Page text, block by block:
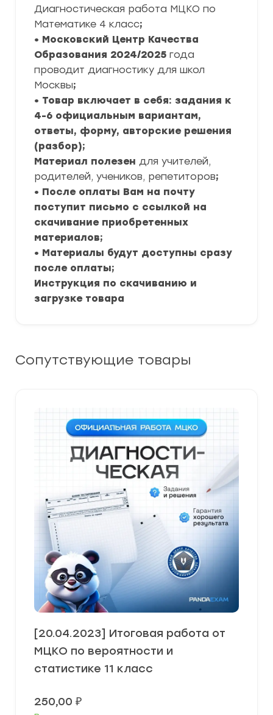
Диагностическая работа МЦКО по
Математике 4 класс;
• Московский Центр Качества
Образования 2024/2025 года
проводит диагностику для школ
Москвы;
• Товар включает в себя: задания к
4-6 официальным вариантам,
ответы, форму, авторские решения
(разбор);
Материал полезен для учителей,
родителей, учеников, репетиторов;
• После оплаты Вам на почту
поступит письмо с ссылкой на
скачивание приобретенных
материалов;
• Материалы будут доступны сразу
после оплаты;
Инструкция по скачиванию и
загрузке товара
Сопутствующие товары
[20.04.2023] Итоговая работа от
МЦКО по вероятности и
статистике 11 класс
250,00 ₽